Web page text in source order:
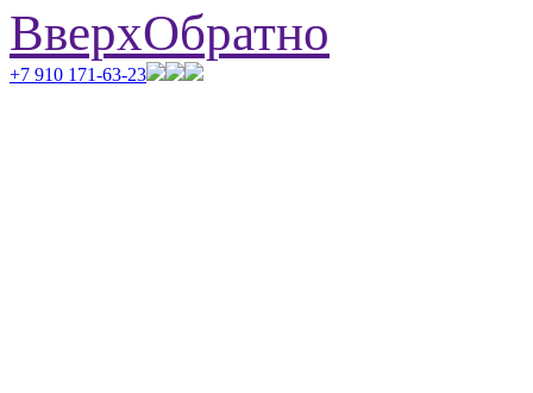
ВверхОбратно
+7 910 171-63-23